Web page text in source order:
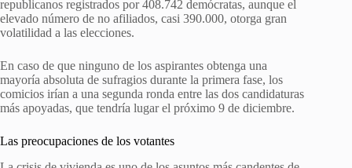
republicanos registrados por 408.742 demócratas, aunque el
elevado número de no afiliados, casi 390.000, otorga gran
volatilidad a las elecciones.
En caso de que ninguno de los aspirantes obtenga una
mayoría absoluta de sufragios durante la primera fase, los
comicios irían a una segunda ronda entre las dos candidaturas
más apoyadas, que tendría lugar el próximo 9 de diciembre.
Las preocupaciones de los votantes